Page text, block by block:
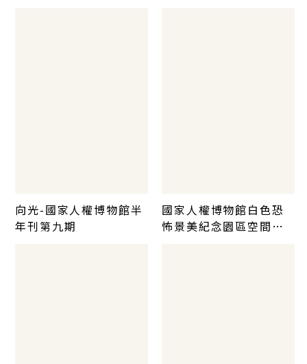
向光-國家人權博物館半
年刊第九期
國家人權博物館白色恐
怖景美紀念園區空間概